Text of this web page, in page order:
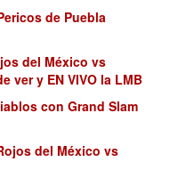
de Puebla
del México vs
ver y EN VIVO la LMB
con Grand Slam
del México vs